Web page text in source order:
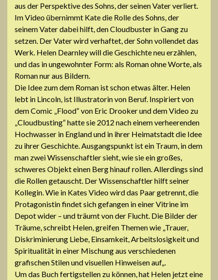
aus der Perspektive des Sohns, der seinen Vater verliert.
Im Video übernimmt Kate die Rolle des Sohns, der
seinem Vater dabei hilft, den Cloudbuster in Gang zu
setzen. Der Vater wird verhaftet, der Sohn vollendet das
Werk. Helen Dearnley will die Geschichte neu erzählen,
und das in ungewohnter Form: als Roman ohne Worte, als
Roman nur aus Bildern.
Die Idee zum dem Roman ist schon etwas älter. Helen
lebt in Lincoln, ist Illustratorin von Beruf. Inspiriert von
dem Comic „Flood“ von Eric Drooker und dem Video zu
„Cloudbusting“ hatte sie 2012 nach einem verheerenden
Hochwasser in England und in ihrer Heimatstadt die Idee
zu ihrer Geschichte. Ausgangspunkt ist ein Traum, in dem
man zwei Wissenschaftler sieht, wie sie ein großes,
schweres Objekt einen Berg hinauf rollen. Allerdings sind
die Rollen getauscht. Der Wissenschaftler hilft seiner
Kollegin. Wie in Kates Video wird das Paar getrennt, die
Protagonistin findet sich gefangen in einer Vitrine im
Depot wider – und träumt von der Flucht. Die Bilder der
Träume, schreibt Helen, greifen Themen wie „Trauer,
Diskriminierung Liebe, Einsamkeit, Arbeitslosigkeit und
Spiritualität ineiner Mischung aus verschiedenen
grafischen Stilenundvisuellen Hinweisen auf„.
Um das Buch fertigstellen zu können, hat Helen jetzt eine